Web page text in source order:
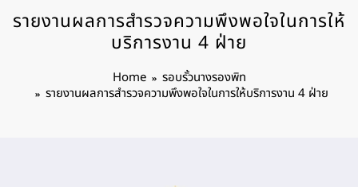
รายงานผลการสำรวจความพึงพอใจในการให้
บริการงาน 4 ฝ่าย
Home
รอบรั้วนางรองพิท
รายงานผลการสำรวจความพึงพอใจในการให้บริการงาน 4 ฝ่าย